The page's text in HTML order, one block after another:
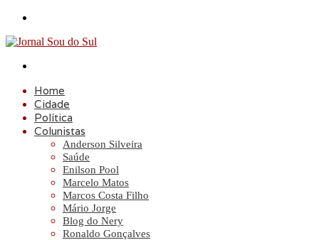
Home
Cidade
Política
Colunistas
Anderson Silveira
Saúde
Enilson Pool
Marcelo Matos
Marcos Costa Filho
Mário Jorge
Blog do Nery
Ronaldo Gonçalves